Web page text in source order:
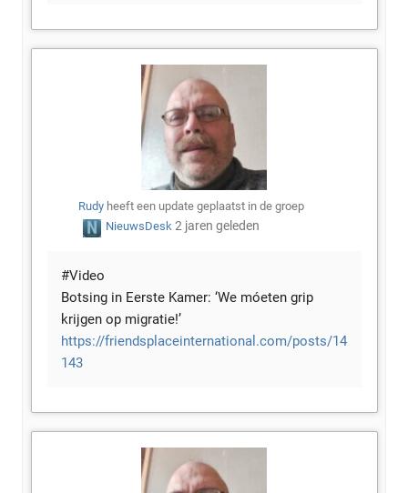
Rudy heeft een update geplaatst in de groep
NieuwsDesk 2 jaren geleden
#Video
Botsing in Eerste Kamer: ‘We móeten grip
krijgen op migratie!’
https://friendsplaceinternational.com/posts/14
143